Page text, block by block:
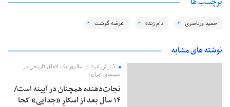
حمید ورناصری دام زنده عرضه گوشت
نوشته های مشابه
گزارش ایرنا از سالروز یک اتفاق تاریخی در
سینمای ایران؛
نجات‌دهنده‌ همچنان در آیینه است/
۱۴ سال بعد از اسکارِ «جدایی» کجا